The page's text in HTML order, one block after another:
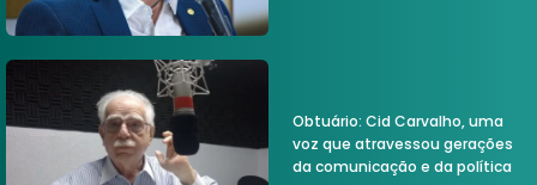
Obtuário: Cid Carvalho, uma
voz que atravessou gerações
da comunicação e da política